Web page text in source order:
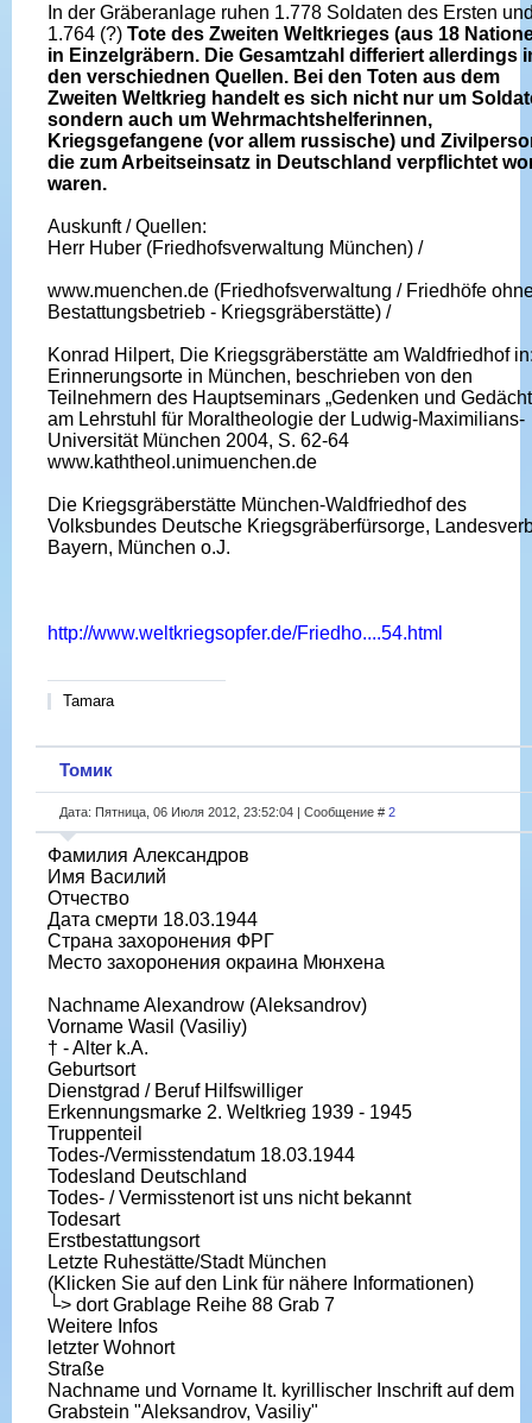
In der Gräberanlage ruhen 1.778 Soldaten des Ersten
1.764 (?) Tote des Zweiten Weltkrieges (aus 18
in Einzelgräbern. Die Gesamtzahl differiert allerdings
den verschiednen Quellen. Bei den Toten aus dem
Zweiten Weltkrieg handelt es sich nicht nur um
sondern auch um Wehrmachtshelferinnen,
Kriegsgefangene (vor allem russische) und
die zum Arbeitseinsatz in Deutschland verpflichtet
waren.
Auskunft / Quellen:
Herr Huber (Friedhofsverwaltung München) /
www.muenchen.de (Friedhofsverwaltung / Friedhöfe
Bestattungsbetrieb - Kriegsgräberstätte) /
Konrad Hilpert, Die Kriegsgräberstätte am Waldfriedhof
Erinnerungsorte in München, beschrieben von den
Teilnehmern des Hauptseminars „Gedenken und
am Lehrstuhl für Moraltheologie der Ludwig-Maximilians-
Universität München 2004, S. 62-64
www.kaththeol.unimuenchen.de
Die Kriegsgräberstätte München-Waldfriedhof des
Volksbundes Deutsche Kriegsgräberfürsorge,
Bayern, München o.J.
http://www.weltkriegsopfer.de/Friedho....54.html
Tamara
Томик
Дата: Пятница, 06 Июля 2012, 23:52:04 | Сообщение # 2
Фамилия Александров
Имя Василий
Отчество
Дата смерти 18.03.1944
Страна захоронения ФРГ
Место захоронения окраина Мюнхена
Nachname Alexandrow (Aleksandrov)
Vorname Wasil (Vasiliy)
† - Alter k.A.
Geburtsort
Dienstgrad / Beruf Hilfswilliger
Erkennungsmarke 2. Weltkrieg 1939 - 1945
Truppenteil
Todes-/Vermisstendatum 18.03.1944
Todesland Deutschland
Todes- / Vermisstenort ist uns nicht bekannt
Todesart
Erstbestattungsort
Letzte Ruhestätte/Stadt München
(Klicken Sie auf den Link für nähere Informationen)
└> dort Grablage Reihe 88 Grab 7
Weitere Infos
letzter Wohnort
Straße
Nachname und Vorname lt. kyrillischer Inschrift auf dem
Grabstein "Aleksandrov, Vasiliy"